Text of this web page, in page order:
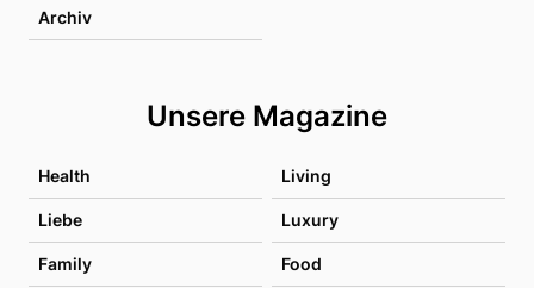
Archiv
Unsere Magazine
Health Living
Liebe Luxury
Family Food